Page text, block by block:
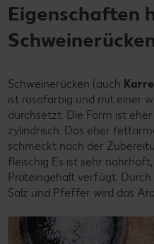
Eigenschaften
Schweinerücken (auch
ist rosafarbig und mit einer
durchsetzt. Die Form ist
zylindrisch. Das eher
schmeckt nach der
fleischig Es ist sehr
Proteingehalt verfügt.
Salz und Pfeffer wird das